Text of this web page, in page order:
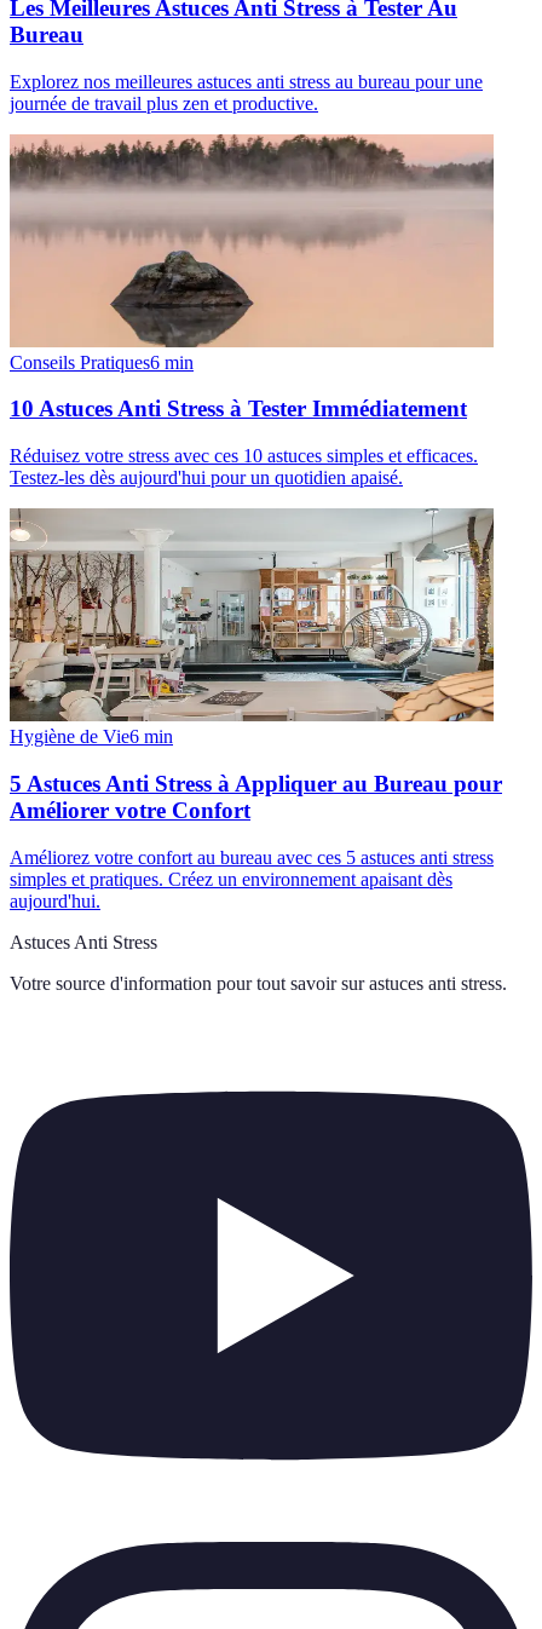
Les Meilleures Astuces Anti Stress à Tester Au
Bureau
Explorez nos meilleures astuces anti stress au bureau pour une
journée de travail plus zen et productive.
Conseils Pratiques6 min
10 Astuces Anti Stress à Tester Immédiatement
Réduisez votre stress avec ces 10 astuces simples et efficaces.
Testez-les dès aujourd'hui pour un quotidien apaisé.
Hygiène de Vie6 min
5 Astuces Anti Stress à Appliquer au Bureau pour
Améliorer votre Confort
Améliorez votre confort au bureau avec ces 5 astuces anti stress
simples et pratiques. Créez un environnement apaisant dès
aujourd'hui.
Astuces Anti Stress
Votre source d'information pour tout savoir sur astuces anti stress.